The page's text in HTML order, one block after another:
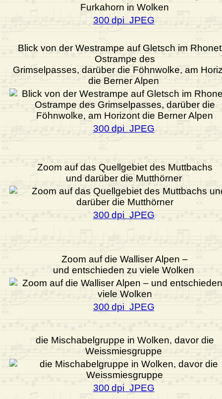
300 dpi JPEG
Blick von der Westrampe auf Gletsch im
Ostrampe des
Grimselpasses, darüber die Föhnwolke, am
die Berner Alpen
300 dpi JPEG
Zoom auf das Quellgebiet des Muttbachs
und darüber die Mutthörner
300 dpi JPEG
Zoom auf die Walliser Alpen –
und entschieden zu viele Wolken
300 dpi JPEG
die Mischabelgruppe in Wolken, davor die
Weissmiesgruppe
300 dpi JPEG